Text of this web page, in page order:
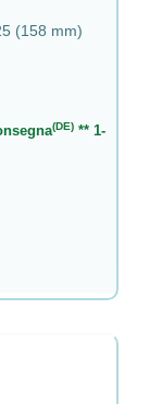
(158 mm)
(DE)** 1-